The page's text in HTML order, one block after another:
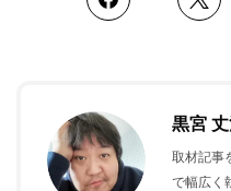
黒宮
取材記事
で幅広く